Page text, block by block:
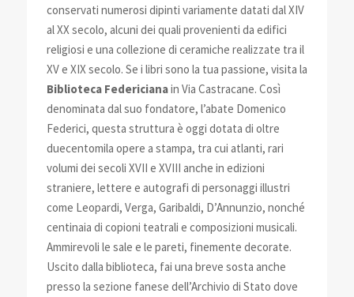
conservati numerosi dipinti variamente datati dal XIV
al XX secolo, alcuni dei quali provenienti da edifici
religiosi e una collezione di ceramiche realizzate tra il
XV e XIX secolo. Se i libri sono la tua passione, visita la
Biblioteca Federicianain Via Castracane. Così
denominata dal suo fondatore, l’abate Domenico
Federici, questa struttura è oggi dotata di oltre
duecentomila opere a stampa, tra cui atlanti, rari
volumi dei secoli XVII e XVIII anche in edizioni
straniere, lettere e autografi di personaggi illustri
come Leopardi, Verga, Garibaldi, D’Annunzio, nonché
centinaia di copioni teatrali e composizioni musicali.
Ammirevoli le sale e le pareti, finemente decorate.
Uscito dalla biblioteca, fai una breve sosta anche
presso la sezione fanese dell’Archivio di Stato dove